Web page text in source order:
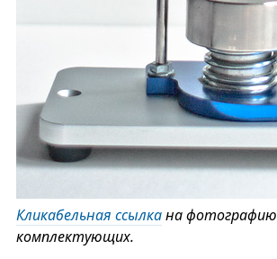
Кликабельная ссылкана фотографию
комплектующих.